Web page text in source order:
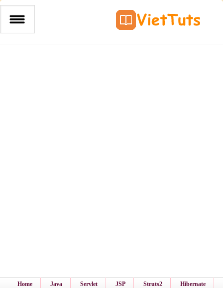
Home Java Servlet JSP Struts2
Hibernate